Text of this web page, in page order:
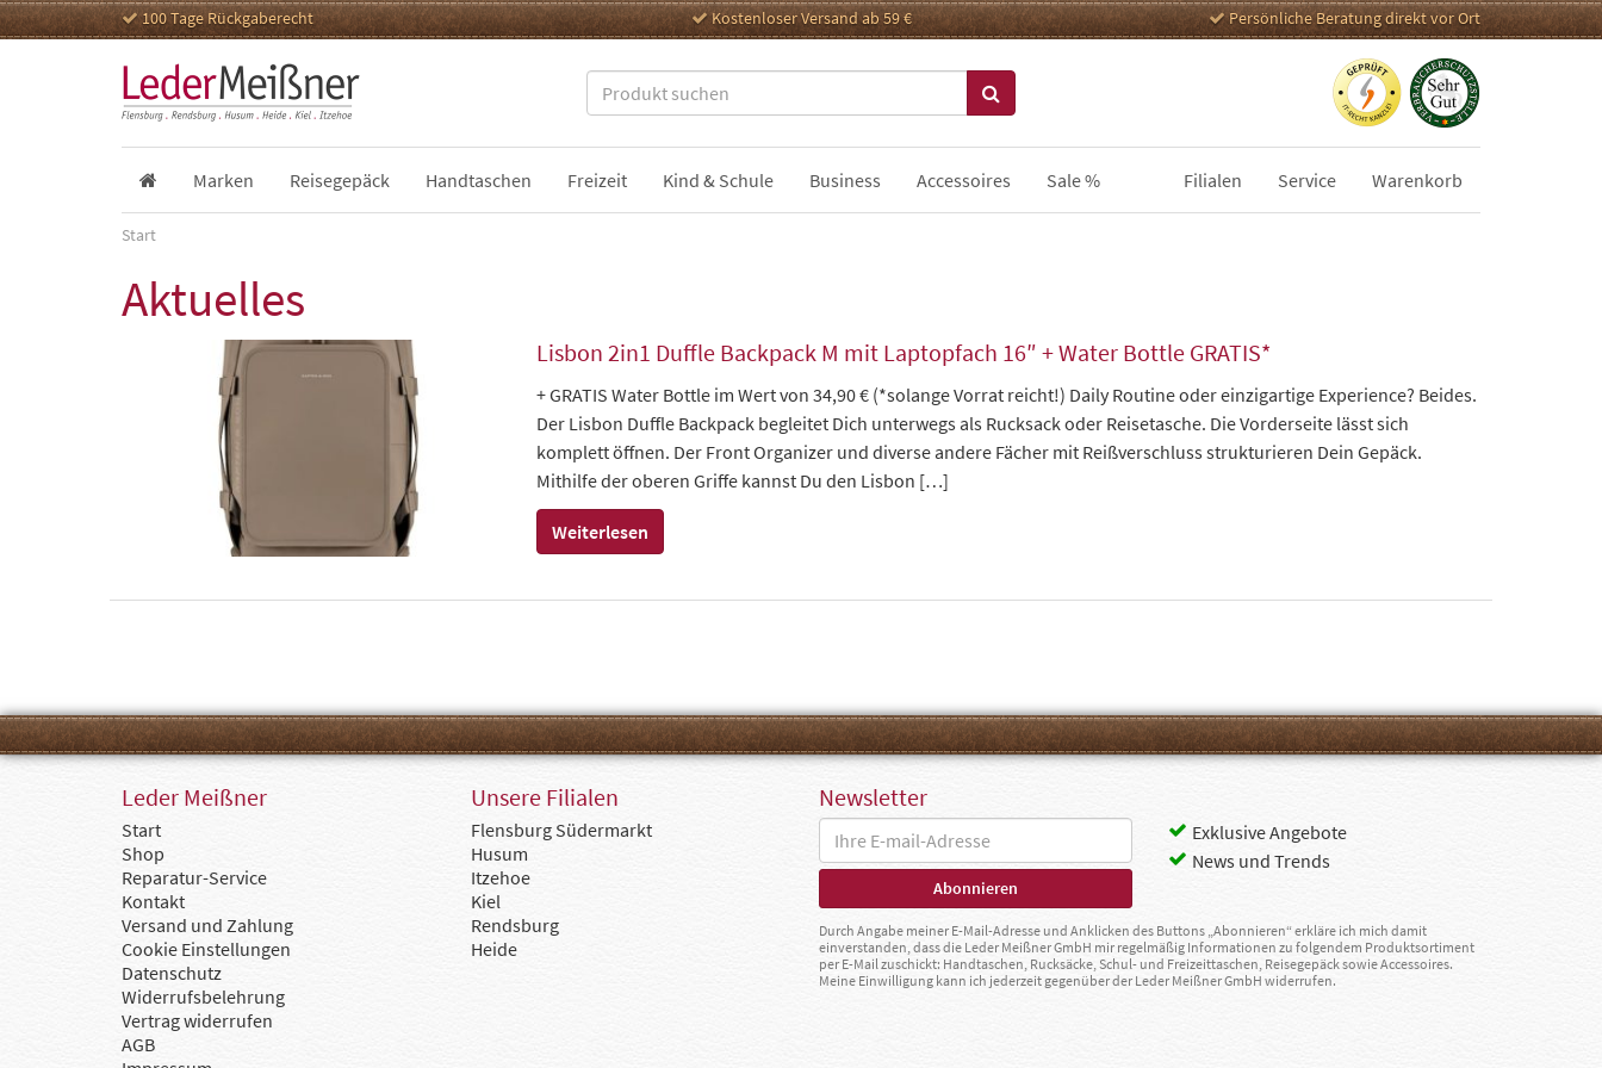
100 Tage Rückgaberecht Kostenloser Versand ab 59 € Persönliche Beratung direkt vor Ort
Marken Reisegepäck Handtaschen Freizeit Kind & Schule Business Accessoires Sale % Filialen Service Warenkorb
Start
Aktuelles
Lisbon 2in1 Duffle Backpack M mit Laptopfach 16″ + Water Bottle GRATIS*
+ GRATIS Water Bottle im Wert von 34,90 € (*solange Vorrat reicht!) Daily Routine oder einzigartige Experience? Beides.
Der Lisbon Duffle Backpack begleitet Dich unterwegs als Rucksack oder Reisetasche. Die Vorderseite lässt sich
komplett öffnen. Der Front Organizer und diverse andere Fächer mit Reißverschluss strukturieren Dein Gepäck.
Mithilfe der oberen Griffe kannst Du den Lisbon […]
Weiterlesen
Leder Meißner
Start
Shop
Reparatur-Service
Kontakt
Versand und Zahlung
Cookie Einstellungen
Datenschutz
Widerrufsbelehrung
Vertrag widerrufen
AGB
Unsere Filialen
Flensburg Südermarkt
Husum
Itzehoe
Kiel
Rendsburg
Heide
Newsletter
Exklusive Angebote
News und Trends
Durch Angabe meiner E-Mail-Adresse und Anklicken des Buttons „Abonnieren“ erkläre ich mich damit
einverstanden, dass die Leder Meißner GmbH mir regelmäßig Informationen zu folgendem Produktsortiment
per E-Mail zuschickt: Handtaschen, Rucksäcke, Schul- und Freizeittaschen, Reisegepäck sowie Accessoires.
Meine Einwilligung kann ich jederzeit gegenüber der Leder Meißner GmbH widerrufen.